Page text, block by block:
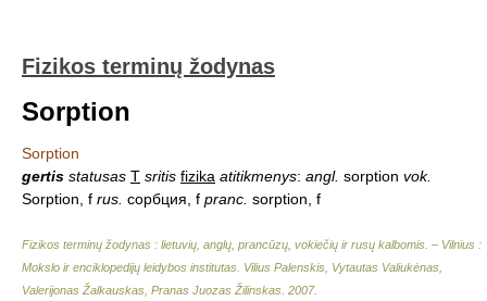
Fizikos terminų žodynas
Sorption
Sorption
gertis statusas T sritis fizika atitikmenys: angl. sorption vok.
Sorption, f rus. сорбция, f pranc. sorption, f
Fizikos terminų žodynas : lietuvių, anglų, prancūzų, vokiečių ir rusų kalbomis. – Vilnius :
Mokslo ir enciklopedijų leidybos institutas Vilius Palenskis, Vytautas Valiukėnas,
Valerijonas Žalkauskas, Pranas Juozas Žilinskas 2007.